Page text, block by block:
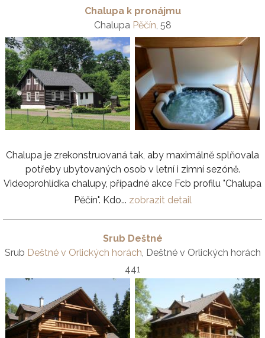
Chalupa k pronájmu
Chalupa Pěčín, 58
Chalupa je zrekonstruovaná tak, aby maximálně splňovala
potřeby ubytovaných osob v letní i zimní sezóně.
Videoprohlídka chalupy, případné akce Fcb profilu "Chalupa
Pěčín". Kdo... zobrazit detail
Srub Deštné
Srub Deštné v Orlických horách , Deštné v Orlických horách
441